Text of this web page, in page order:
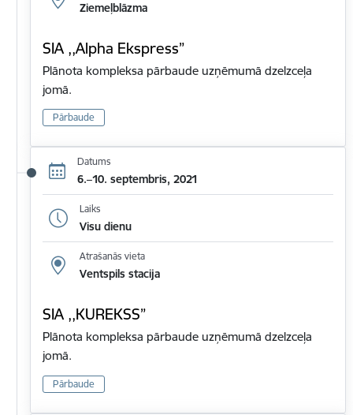
Ziemeļblāzma
SIA ,,Alpha Ekspress”
Plānota kompleksa pārbaude uzņēmumā dzelzceļa
jomā.
Pārbaude
Datums
6.–10. septembris, 2021
Laiks
Visu dienu
Atrašanās vieta
Ventspils stacija
SIA ,,KUREKSS”
Plānota kompleksa pārbaude uzņēmumā dzelzceļa
jomā.
Pārbaude